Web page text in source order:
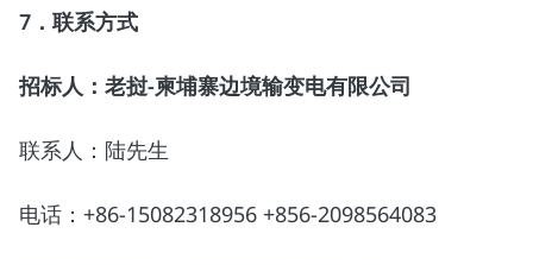
7 ．联系方式
招标人：老挝-柬埔寨边境输变电有限公司
联系人：陆先生
电话：+86-15082318956 +856-2098564083